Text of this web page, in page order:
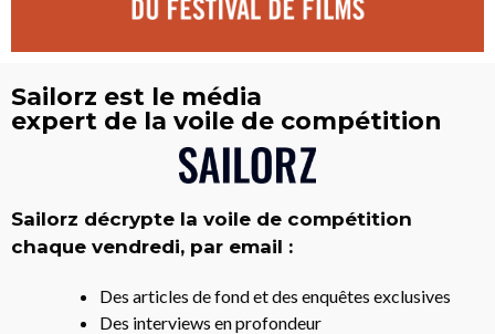
Sailorz est le média
expert de la voile de compétition
Sailorz décrypte la voile de compétition
chaque vendredi, par email :
Des articles de fond et des enquêtes exclusives
Des interviews en profondeur